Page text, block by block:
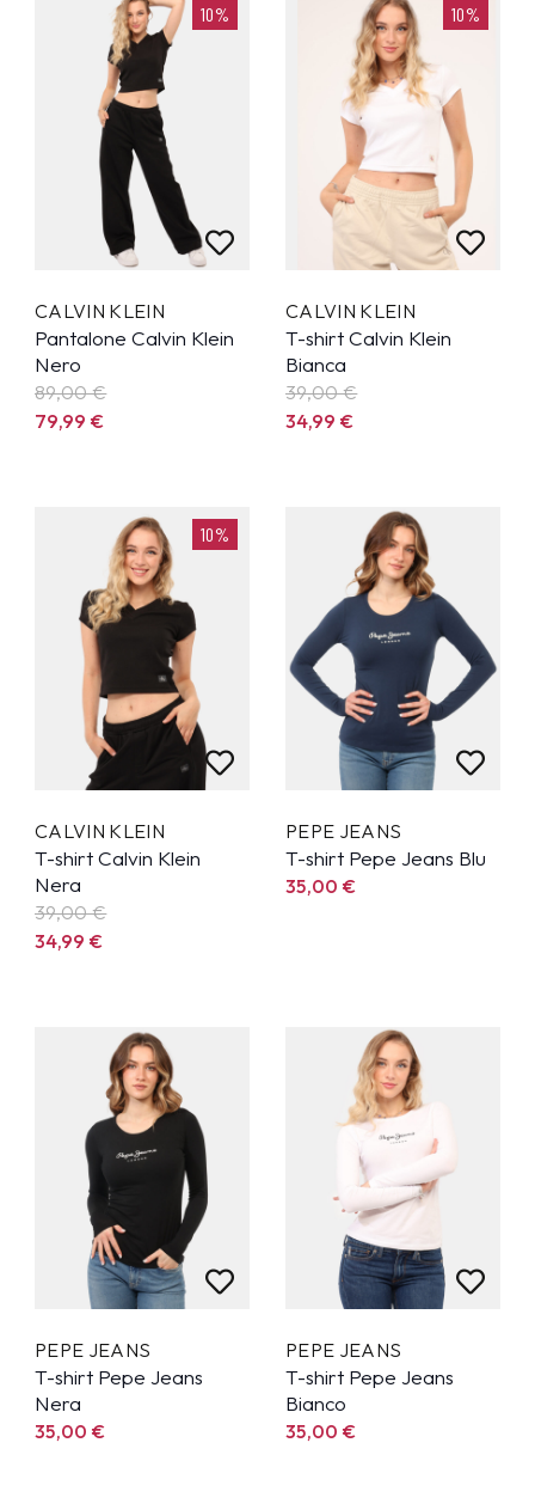
10%
CALVIN KLEIN
Pantalone Calvin Klein
Nero
89,00 €
79,99€
10%
CALVIN KLEIN
T-shirt Calvin Klein
Bianca
39,00 €
34,99€
10%
CALVIN KLEIN
T-shirt Calvin Klein
Nera
39,00 €
34,99€
PEPE JEANS
T-shirt Pepe Jeans Blu
35,00€
PEPE JEANS
T-shirt Pepe Jeans
Nera
35,00€
PEPE JEANS
T-shirt Pepe Jeans
Bianco
35,00€